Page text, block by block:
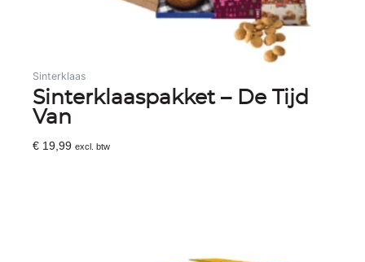
Sinterklaas
Sinterklaaspakket – De Tijd
Van
€ 19,99 excl. btw